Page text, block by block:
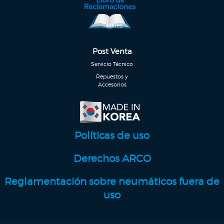
Talleres
Post Venta
Servicio Técnico
Repuestos y
Accesorios
Políticas de uso
Derechos ARCO
Reglamentación sobre neumáticos fuera de
uso